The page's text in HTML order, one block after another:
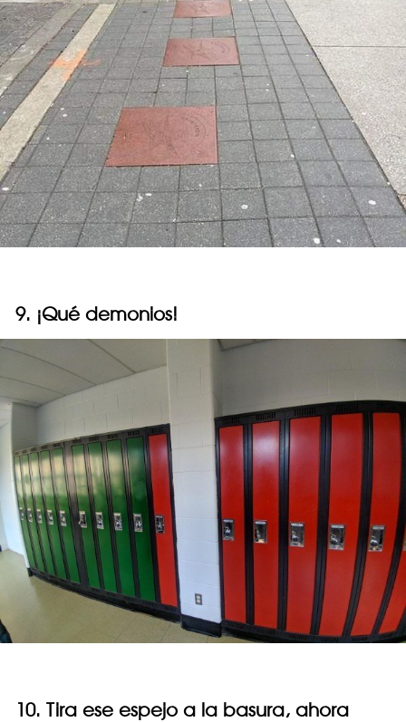
9. ¡Qué demonios!
10. Tira ese espejo a la basura, ahora